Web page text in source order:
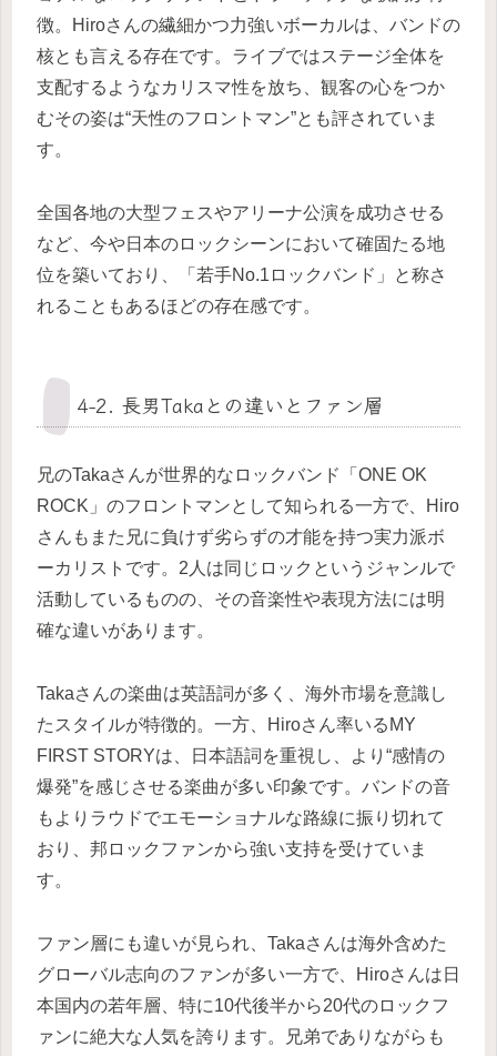
徴。Hiroさんの繊細かつ力強いボーカルは、バンドの
核とも言える存在です。ライブではステージ全体を
支配するようなカリスマ性を放ち、観客の心をつか
むその姿は“天性のフロントマン”とも評されていま
す。
全国各地の大型フェスやアリーナ公演を成功させる
など、今や日本のロックシーンにおいて確固たる地
位を築いており、「若手No.1ロックバンド」と称さ
れることもあるほどの存在感です。
4-2. 長男Takaとの違いとファン層
兄のTakaさんが世界的なロックバンド「ONE OK
ROCK」のフロントマンとして知られる一方で、Hiro
さんもまた兄に負けず劣らずの才能を持つ実力派ボ
ーカリストです。2人は同じロックというジャンルで
活動しているものの、その音楽性や表現方法には明
確な違いがあります。
Takaさんの楽曲は英語詞が多く、海外市場を意識し
たスタイルが特徴的。一方、Hiroさん率いるMY
FIRST STORYは、日本語詞を重視し、より“感情の
爆発”を感じさせる楽曲が多い印象です。バンドの音
もよりラウドでエモーショナルな路線に振り切れて
おり、邦ロックファンから強い支持を受けていま
す。
ファン層にも違いが見られ、Takaさんは海外含めた
グローバル志向のファンが多い一方で、Hiroさんは日
本国内の若年層、特に10代後半から20代のロックフ
ァンに絶大な人気を誇ります。兄弟でありながらも